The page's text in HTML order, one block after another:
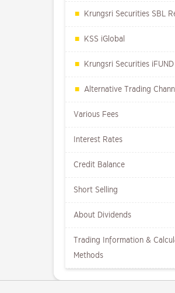
Krungsri Securities SBL
KSS iGlobal
Krungsri Securities iFUND
Alternative Trading
Various Fees
Interest Rates
Credit Balance
Short Selling
About Dividends
Trading Information &
Methods